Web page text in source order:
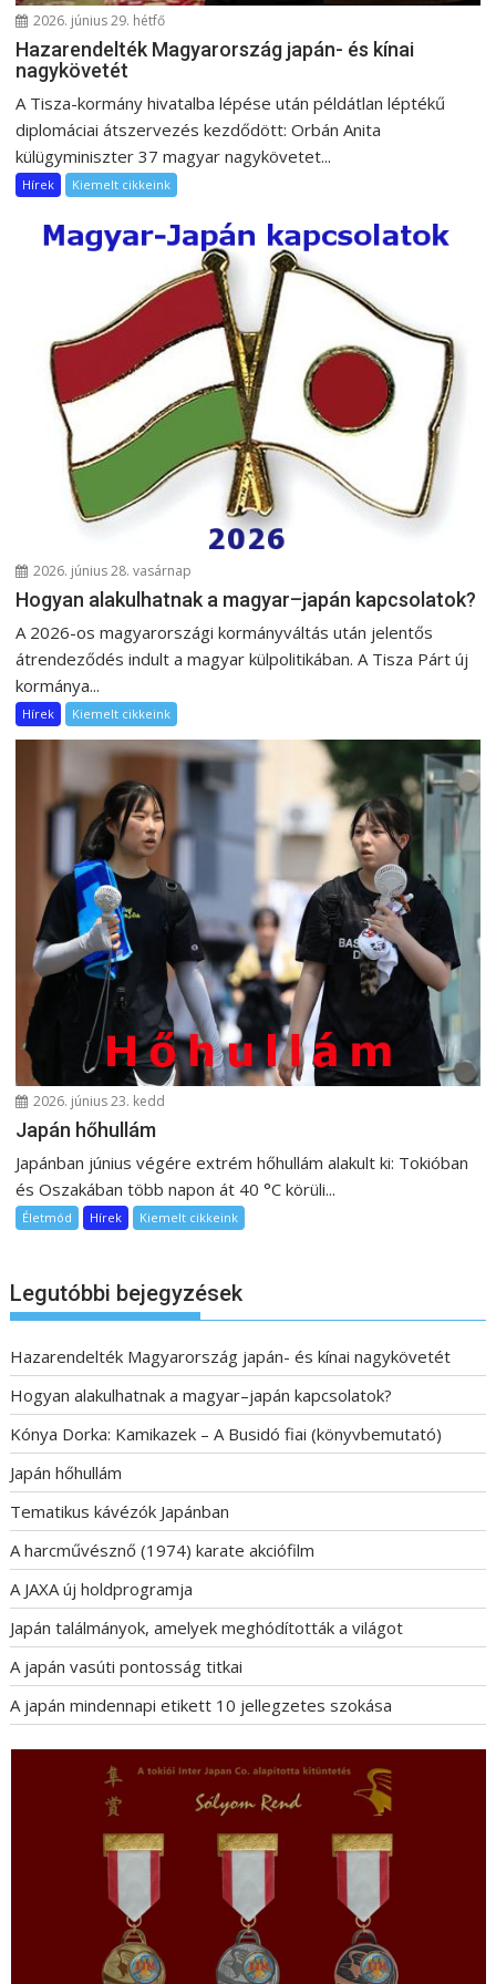
2026. június 29. hétfő
Hazarendelték Magyarország japán- és kínai
nagykövetét
A Tisza-kormány hivatalba lépése után példátlan léptékű
diplomáciai átszervezés kezdődött: Orbán Anita
külügyminiszter 37 magyar nagykövetet...
Hírek Kiemelt cikkeink
2026. június 28. vasárnap
Hogyan alakulhatnak a magyar–japán kapcsolatok?
A 2026-os magyarországi kormányváltás után jelentős
átrendeződés indult a magyar külpolitikában. A Tisza Párt új
kormánya...
Hírek Kiemelt cikkeink
2026. június 23. kedd
Japán hőhullám
Japánban június végére extrém hőhullám alakult ki: Tokióban
és Oszakában több napon át 40 °C körüli...
Életmód Hírek Kiemelt cikkeink
Legutóbbi bejegyzések
Hazarendelték Magyarország japán- és kínai nagykövetét
Hogyan alakulhatnak a magyar–japán kapcsolatok?
Kónya Dorka: Kamikazek – A Busidó fiai (könyvbemutató)
Japán hőhullám
Tematikus kávézók Japánban
A harcművésznő (1974) karate akciófilm
A JAXA új holdprogramja
Japán találmányok, amelyek meghódították a világot
A japán vasúti pontosság titkai
A japán mindennapi etikett 10 jellegzetes szokása